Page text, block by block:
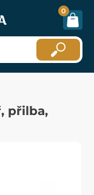
0
přilba,